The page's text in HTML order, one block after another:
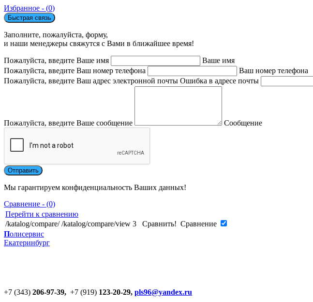
Избранное - (0)
Быстрая связь
Заполните, пожалуйста, форму,
и наши менеджеры свяжутся с Вами в ближайшее время!
Пожалуйста, введите Ваше имя
Ваше имя
Пожалуйста, введите Ваш номер телефона
Ваш номер телефона
Пожалуйста, введите Ваш адрес электронной почты Ошибка в адресе почты
Пожалуйста, введите Ваше сообщение Сообщение
Мы гарантируем конфиденциальность Ваших данных!
Сравнение - (0)
Перейти к сравнению
/katalog/compare/ /katalog/compare/view 3 Сравнить! Cравнение
Полисервис
Екатеринбург
+7 (343) 206-97-39, +7 (919) 123-20-29, pls96@yandex.ru